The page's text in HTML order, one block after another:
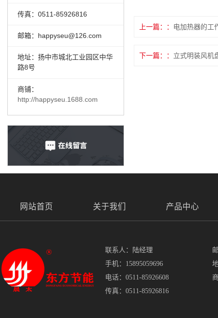
传真：0511-85926816
邮箱：happyseu@126.com
地址：扬中市城北工业园区中华
路8号
商铺：
http://happyseu.1688.com
上一篇： 电加热器的工
下一篇： 立式明装风机
网站首页 关于我们 产品中心
联系人：陆经理
手机：15895059696
电话：0511-85926608
传真：0511-85926816